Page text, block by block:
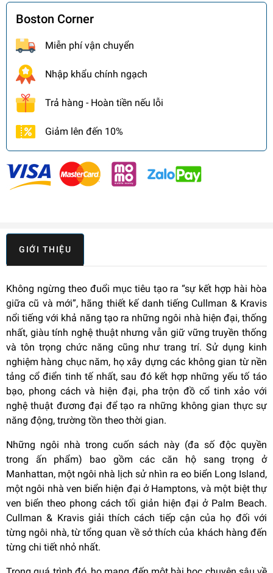
Boston Corner
Miễn phí vận chuyển
Nhập khẩu chính ngạch
Trả hàng - Hoàn tiền nếu lỗi
Giảm lên đến 10%
GIỚI THIỆU
Không ngừng theo đuổi mục tiêu tạo ra “sự kết hợp hài hòa
giữa cũ và mới”, hãng thiết kế danh tiếng Cullman & Kravis
nổi tiếng với khả năng tạo ra những ngôi nhà hiện đại, thống
nhất, giàu tính nghệ thuật nhưng vẫn giữ vững truyền thống
và tôn trọng chức năng cũng như trang trí. Sử dụng kinh
nghiệm hàng chục năm, họ xây dựng các không gian từ nền
tảng cổ điển tinh tế nhất, sau đó kết hợp những yếu tố táo
bạo, phong cách và hiện đại, pha trộn đồ cổ tinh xảo với
nghệ thuật đương đại để tạo ra những không gian thực sự
năng động, trường tồn theo thời gian.
Những ngôi nhà trong cuốn sách này (đa số độc quyền
trong ấn phẩm) bao gồm các căn hộ sang trọng ở
Manhattan, một ngôi nhà lịch sử nhìn ra eo biển Long Island,
một ngôi nhà ven biển hiện đại ở Hamptons, và một biệt thự
ven biển theo phong cách tối giản hiện đại ở Palm Beach.
Cullman & Kravis giải thích cách tiếp cận của họ đối với
từng ngôi nhà, từ tổng quan về sở thích của khách hàng đến
từng chi tiết nhỏ nhất.